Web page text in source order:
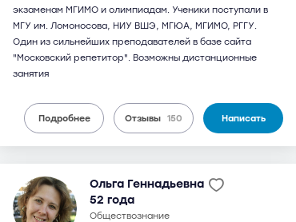
экзаменам МГИМО и олимпиадам. Ученики поступали в
МГУ им. Ломоносова, НИУ ВШЭ, МГЮА, МГИМО, РГГУ.
Один из сильнейших преподавателей в базе сайта
"Московский репетитор". Возможны дистанционные
занятия
Подробнее Отзывы 150 Написать
Ольга Геннадьевна
52 года
обществознание